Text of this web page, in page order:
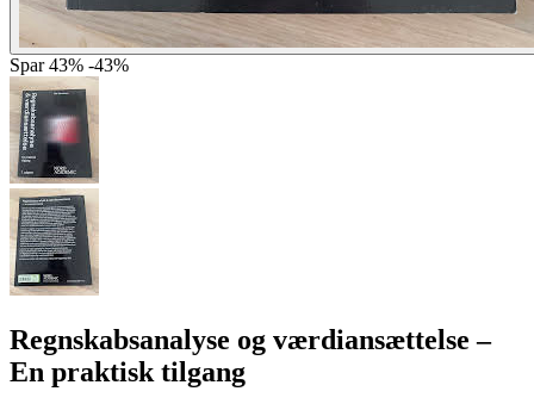
Spar 43% -43%
Regnskabsanalyse og værdiansættelse–
En praktisk tilgang